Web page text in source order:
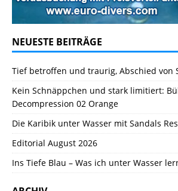
NEUESTE BEITRÄGE
Tief betroffen und traurig, Abschied von
Kein Schnäppchen und stark limitiert:
Decompression 02 Orange
Die Karibik unter Wasser mit Sandals
Editorial August 2026
Ins Tiefe Blau – Was ich unter Wasser